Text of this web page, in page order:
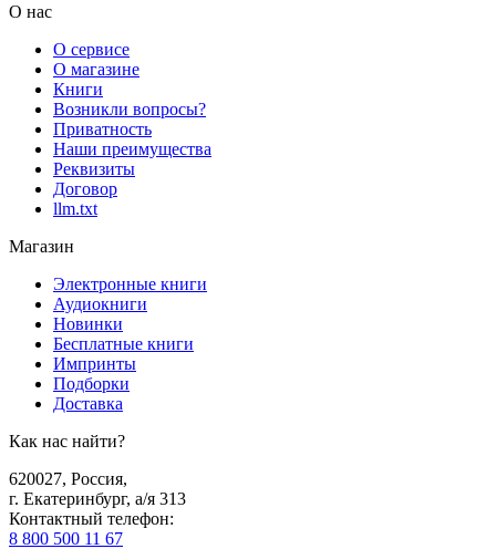
О нас
О сервисе
О магазине
Книги
Возникли вопросы?
Приватность
Наши преимущества
Реквизиты
Договор
llm.txt
Магазин
Электронные книги
Аудиокниги
Новинки
Бесплатные книги
Импринты
Подборки
Доставка
Как нас найти?
620027, Россия,
г. Екатеринбург, а/я 313
Контактный телефон:
8 800 500 11 67